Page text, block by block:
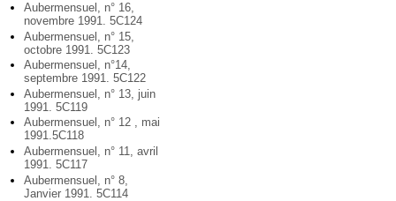
Aubermensuel, n° 16,
novembre 1991. 5C124
Aubermensuel, n° 15,
octobre 1991. 5C123
Aubermensuel, n°14,
septembre 1991. 5C122
Aubermensuel, n° 13, juin
1991. 5C119
Aubermensuel, n° 12 , mai
1991.5C118
Aubermensuel, n° 11, avril
1991. 5C117
Aubermensuel, n° 8,
Janvier 1991. 5C114